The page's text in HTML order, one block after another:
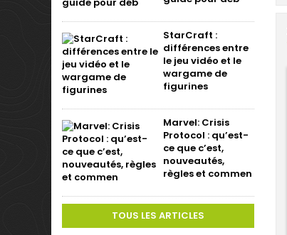
StarCraft :
différences entre
le jeu vidéo et le
wargame de
figurines
Marvel: Crisis
Protocol : qu’est-
ce que c’est,
nouveautés,
règles et commen
TOUS LES ARTICLES